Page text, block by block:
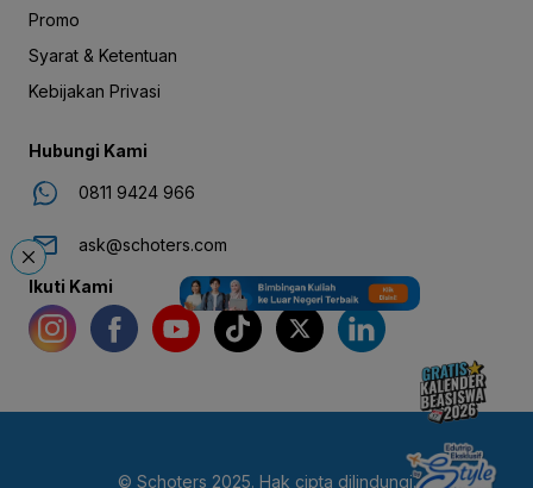
Promo
Syarat & Ketentuan
Kebijakan Privasi
Hubungi Kami
0811 9424 966
ask@schoters.com
Ikuti Kami
© Schoters 2025. Hak cipta dilindungi.